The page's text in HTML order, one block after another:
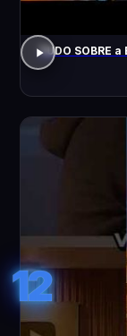
TUDO SOBRE
12